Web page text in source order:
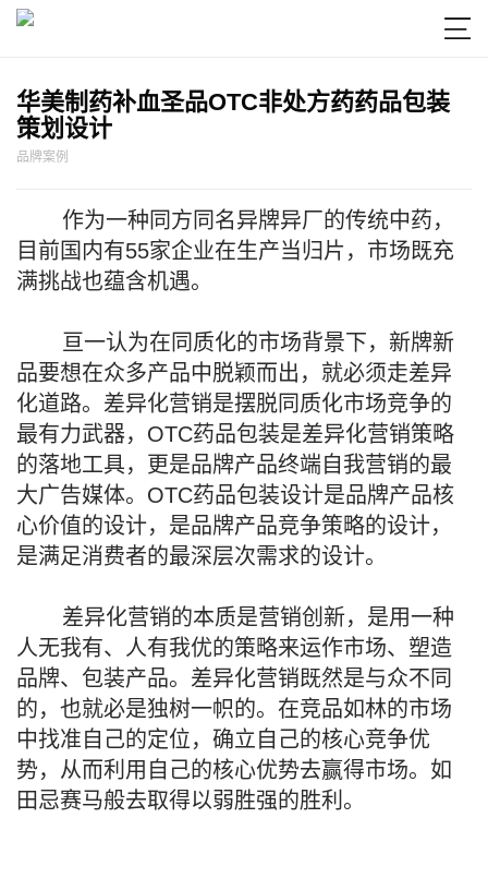

华美制药补血圣品OTC非处方药药品包装
策划设计
品牌案例
作为一种同方同名异牌异厂的传统中药，
目前国内有55家企业在生产当归片，市场既充
满挑战也蕴含机遇。
亘一认为在同质化的市场背景下，新牌新
品要想在众多产品中脱颖而出，就必须走差异
化道路。差异化营销是摆脱同质化市场竞争的
最有力武器，OTC药品包装是差异化营销策略
的落地工具，更是品牌产品终端自我营销的最
大广告媒体。OTC药品包装设计是品牌产品核
心价值的设计，是品牌产品竞争策略的设计，
是满足消费者的最深层次需求的设计。
差异化营销的本质是营销创新，是用一种
人无我有、人有我优的策略来运作市场、塑造
品牌、包装产品。差异化营销既然是与众不同
的，也就必是独树一帜的。在竞品如林的市场
中找准自己的定位，确立自己的核心竞争优
势，从而利用自己的核心优势去赢得市场。如
田忌赛马般去取得以弱胜强的胜利。